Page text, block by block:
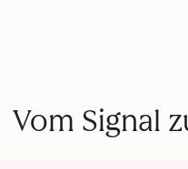
Vom Signal